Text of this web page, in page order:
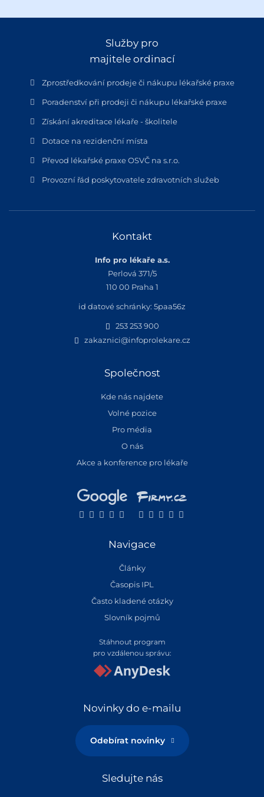
Služby pro
majitele ordinací
Zprostředkování prodeje či nákupu lékařské praxe
Poradenství při prodeji či nákupu lékařské praxe
Získání akreditace lékaře - školitele
Dotace na rezidenční místa
Převod lékařské praxe OSVČ na s.r.o.
Provozní řád poskytovatele zdravotních služeb
Kontakt
Info pro lékaře a.s.
Perlová 371/5
110 00 Praha 1
id datové schránky: 5paa56z
253 253 900
zakaznici@infoprolekare.cz
Společnost
Kde nás najdete
Volné pozice
Pro média
O nás
Akce a konference pro lékaře
Navigace
Články
Časopis IPL
Často kladené otázky
Slovník pojmů
Stáhnout program
pro vzdálenou správu:
Novinky do e-mailu
Odebírat novinky
Sledujte nás